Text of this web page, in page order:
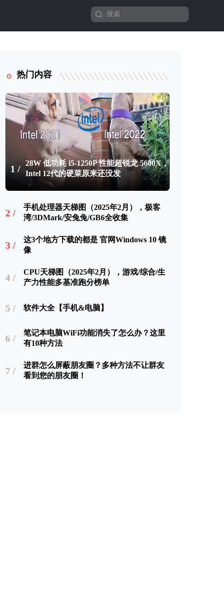
热门内容
1 /
28W 低功耗 i5-1250P 性能超锐龙 5600X，
Intel 12代的硬菜原来还没发
2 /
手机处理器天梯图（2025年2月），极客
湾/3DMark/安兔兔/GB6全收集
3 /
这3个地方下载的都是 官网Windows 10 镜
像
4 /
CPU天梯图（2025年2月），游戏/综合/生
产力性能多基准跑分榜单
5 / 软件大全【手机&电脑】
6 /
笔记本电脑WiFi功能消失了怎么办？这里
有10种方法
7 /
进群怎么屏蔽朋友圈？多种方法不让群友
看到您的朋友圈！